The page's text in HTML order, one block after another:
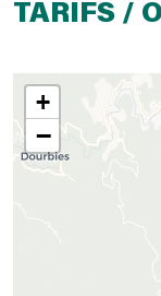
TARIFS /
+
−